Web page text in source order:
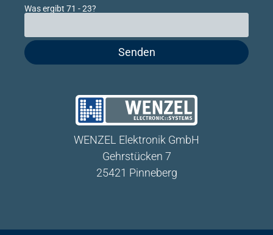
WENZEL Elektronik GmbH
Gehrstücken 7
25421 Pinneberg
Was ergibt 71 - 23?
Bitte lasse dieses Feld leer.